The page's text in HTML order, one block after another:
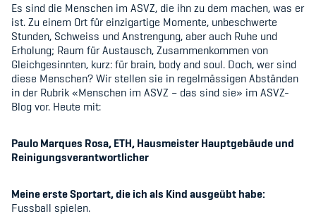
Academy
Blog
Diversität & Inklusion
Kinderbetreuung
Es sind die Menschen im ASVZ, die ihn zu dem machen, was er
ist. Zu einem Ort für einzigartige Momente, unbeschwerte
Stunden, Schweiss und Anstrengung, aber auch Ruhe und
Erholung; Raum für Austausch, Zusammenkommen von
Gleichgesinnten, kurz: für brain, body and soul. Doch, wer sind
diese Menschen? Wir stellen sie in regelmässigen Abständen
in der Rubrik «Menschen im ASVZ – das sind sie» im ASVZ-
Blog vor. Heute mit:
Paulo Marques Rosa, ETH, Hausmeister Hauptgebäude und
Reinigungsverantwortlicher
Meine erste Sportart, die ich als Kind ausgeübt habe:
Fussball spielen.